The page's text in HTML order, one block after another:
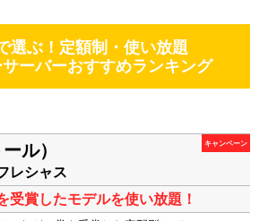
選ぶ！定額制・使い放題
ーバーおすすめランキング
ル）
レシャス
キャンペーン
受賞したモデルを使い放題！